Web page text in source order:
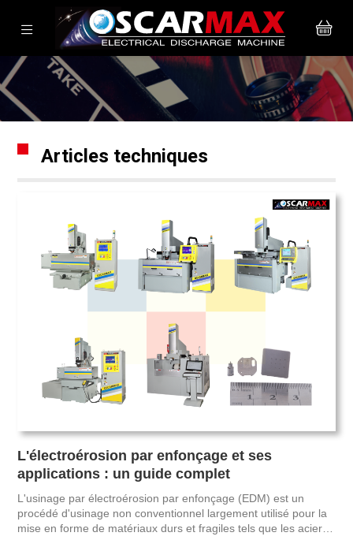
Articles techniques
L'électroérosion par enfonçage et ses
applications : un guide complet
L'usinage par électroérosion par enfonçage (EDM) est un
procédé d'usinage non conventionnel largement utilisé pour la
mise en forme de matériaux durs et fragiles tels que les aciers,